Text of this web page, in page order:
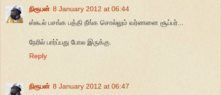
நிரூபன் 8 January 2012 at 06:44
ஸ்கூல் பசங்க பத்தி நீங்க சொல்லும் வர்ணனை சூப்பர்...
நேரில் பார்ப்பது போல இருக்கு.
Reply
நிரூபன் 8 January 2012 at 06:47